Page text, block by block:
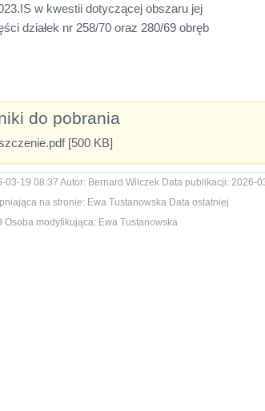
w kwestii dotyczącej obszaru jej
działek nr 258/70 oraz 280/69 obręb
do pobrania
[500 KB]
03-19 08:37 Autor: Bernard Wilczek Data publikacji: 2026-
na stronie: Ewa Tustanowska Data ostatniej
Osoba modyfikująca: Ewa Tustanowska